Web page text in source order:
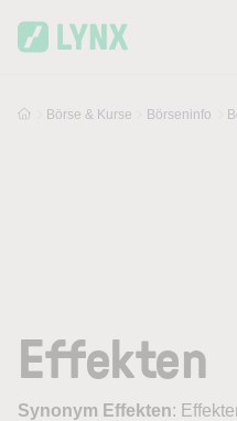
Börse & Kurse Börseninfo
Effekten
Synonym Effekten: